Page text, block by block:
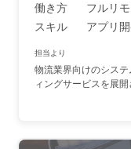
働き方
フルリ
スキル
アプリ
担当より
物流業界向けのシス
ィングサービスを展